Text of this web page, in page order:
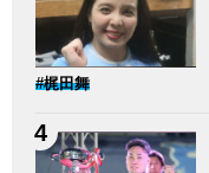
#梶田舞